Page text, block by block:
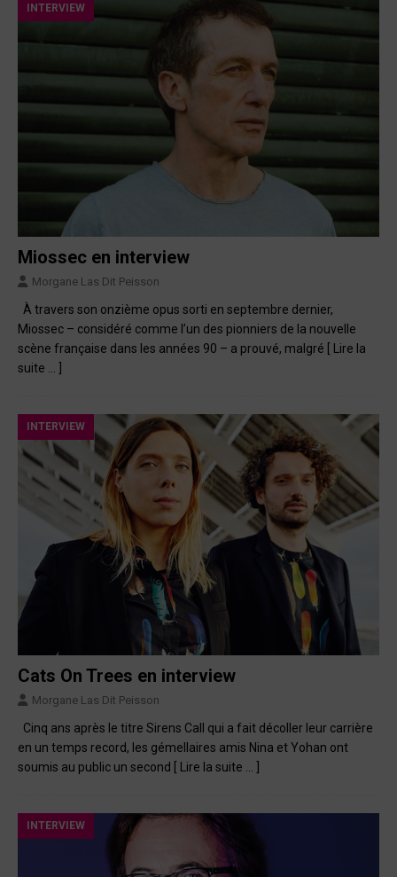
INTERVIEW
Miossec en interview
Morgane Las Dit Peisson
À travers son onzième opus sorti en septembre dernier,
Miossec – considéré comme l’un des pionniers de la nouvelle
scène française dans les années 90 – a prouvé, malgré [ Lire la
suite … ]
INTERVIEW
Cats On Trees en interview
Morgane Las Dit Peisson
Cinq ans après le titre Sirens Call qui a fait décoller leur carrière
en un temps record, les gémellaires amis Nina et Yohan ont
soumis au public un second [ Lire la suite … ]
INTERVIEW